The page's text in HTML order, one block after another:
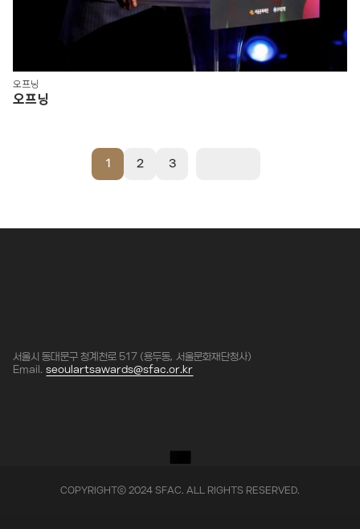
오프닝
오프닝
1 2 3
서울시 동대문구 청계천로 517 (용두동, 서울문화재단청사)
Email. seoulartsawards@sfac.or.kr
COPYRIGHTⓒ 2024 SFAC. ALL RIGHTS RESERVED.